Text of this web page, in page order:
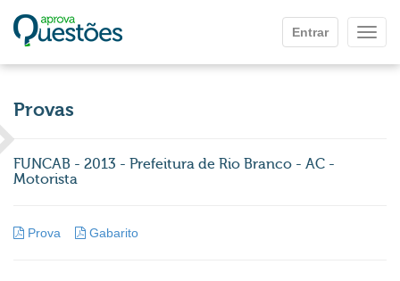
Entrar
Provas
FUNCAB - 2013 - Prefeitura de Rio Branco - AC -
Motorista
Prova Gabarito